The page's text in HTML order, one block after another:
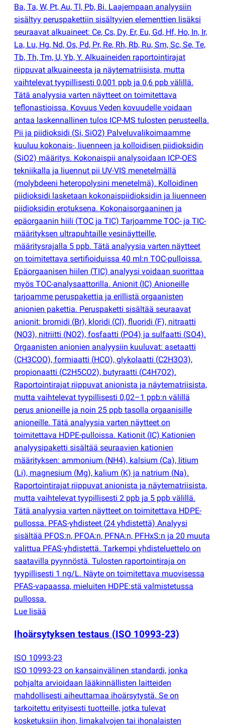
Ba, Ta, W, Pt, Au, Tl, Pb, Bi. Laajempaan analyysiin
sisältyy peruspakettiin sisältyvien elementtien lisäksi
seuraavat alkuaineet: Ce, Cs, Dy, Er, Eu, Gd, Hf, Ho, In, Ir,
La, Lu, Hg, Nd, Os, Pd, Pr, Re, Rh, Rb, Ru, Sm, Sc, Se, Te,
Tb, Th, Tm, U, Yb, Y. Alkuaineiden raportointirajat
riippuvat alkuaineesta ja näytematriisista, mutta
vaihtelevat tyypillisesti 0,001 ppb ja 0,6 ppb välillä.
Tätä analyysia varten näytteet on toimitettava
teflonastioissa. Kovuus Veden kovuudelle voidaan
antaa laskennallinen tulos ICP-MS tulosten perusteella.
Pii ja piidioksidi (Si, SiO2) Palveluvalikoimaamme
kuuluu kokonais-, liuenneen ja kolloidisen piidioksidin
(SiO2) määritys. Kokonaispii analysoidaan ICP-OES
tekniikalla ja liuennut pii UV-VIS menetelmällä
(molybdeeni heteropolysini menetelmä). Kolloidinen
piidioksidi lasketaan kokonaispiidioksidin ja liuenneen
piidioksidin erotuksena. Kokonaisorgaaninen ja
epäorgaanin hiili (TOC ja TIC) Tarjoamme TOC- ja TIC-
määrityksen ultrapuhtaille vesinäytteille,
määritysrajalla 5 ppb. Tätä analyysia varten näytteet
on toimitettava sertifioiduissa 40 ml:n TOC-pulloissa.
Epäorgaanisen hiilen (TIC) analyysi voidaan suorittaa
myös TOC-analysaattorilla. Anionit (IC) Anioneille
tarjoamme peruspakettia ja erillistä orgaanisten
anionien pakettia. Peruspaketti sisältää seuraavat
anionit: bromidi (Br), kloridi (Cl), fluoridi (F), nitraatti
(NO3), nitriitti (NO2), fosfaatti (PO4) ja sulfaatti (SO4).
Orgaanisten anionien analyysiin kuuluvat: asetaatti
(CH3COO), formiaatti (HCO), glykolaatti (C2H3O3),
propionaatti (C2H5CO2), butyraatti (C4H7O2).
Raportointirajat riippuvat anionista ja näytematriisista,
mutta vaihtelevat tyypillisesti 0,02–1 ppb:n välillä
perus anioneille ja noin 25 ppb tasolla orgaanisille
anioneille. Tätä analyysia varten näytteet on
toimitettava HDPE-pulloissa. Kationit (IC) Kationien
analyysipaketti sisältää seuraavien kationien
määrityksen: ammonium (NH4), kalsium (Ca), litium
(Li), magnesium (Mg), kalium (K) ja natrium (Na).
Raportointirajat riippuvat anionista ja näytematriisista,
mutta vaihtelevat tyypillisesti 2 ppb ja 5 ppb välillä.
Tätä analyysia varten näytteet on toimitettava HDPE-
pullossa. PFAS-yhdisteet (24 yhdistettä) Analyysi
sisältää PFOS:n, PFOA:n, PFNA:n, PFHxS:n ja 20 muuta
valittua PFAS-yhdistettä. Tarkempi yhdisteluettelo on
saatavilla pyynnöstä. Tulosten raportointiraja on
tyypillisesti 1 ng/L. Näyte on toimitettava muovisessa
PFAS-vapaassa, mieluiten HDPE:stä valmistetussa
pullossa.
Lue lisää
Ihoärsytyksen testaus (ISO 10993-23)
ISO 10993-23
ISO 10993-23 on kansainvälinen standardi, jonka
pohjalta arvioidaan lääkinnällisten laitteiden
mahdollisesti aiheuttamaa ihoärsytystä. Se on
tarkoitettu erityisesti tuotteille, jotka tulevat
kosketuksiin ihon, limakalvojen tai ihonalaisten